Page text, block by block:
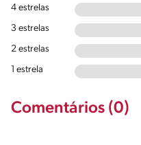
4 estrelas
3 estrelas
2 estrelas
1 estrela
Comentários (0)